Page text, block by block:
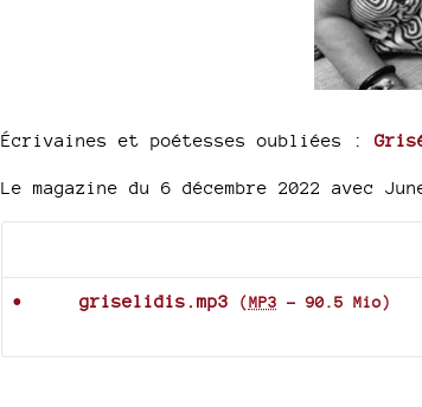
Écrivaines et poétesses oubliées :
Le magazine du 6 décembre 2022 avec
griselidis.mp3 (MP3 -90.5 Mio)